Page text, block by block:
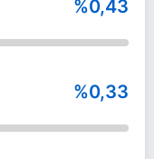
%0,43
%0,33